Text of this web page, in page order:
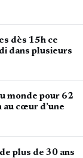
dès 15h ce
dans plusieurs
monde pour 62
cœur d’une
plus de 30 ans